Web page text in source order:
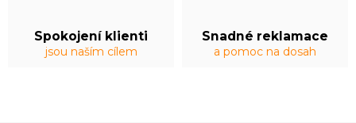
Spokojení klienti
jsou naším cílem
Snadné reklamace
a pomoc na dosah